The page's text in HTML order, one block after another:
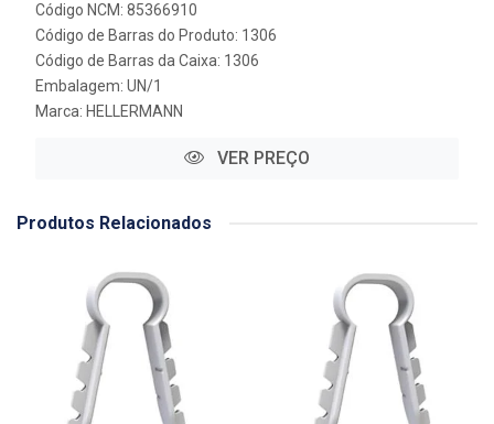
Código NCM: 85366910
Código de Barras do Produto: 1306
Código de Barras da Caixa: 1306
Embalagem: UN/1
Marca: HELLERMANN
VER PREÇO
Produtos Relacionados